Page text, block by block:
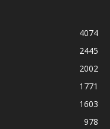
4074
2445
2002
1771
1603
978